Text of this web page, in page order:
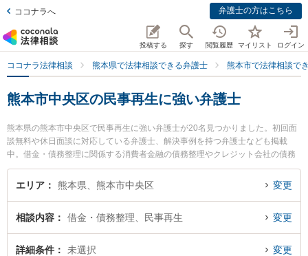
ココナラへ 弁護士の方はこちら
投稿する 探す 閲覧履歴 マイリスト ログイン
ココナラ法律相談 熊本県で法律相談できる弁護士 熊本市で法律相談で
熊本市中央区の民事再生に強い弁護士
熊本県の熊本市中央区で民事再生に強い弁護士が20名見つかりました。初回面
談無料や休日面談に対応している弁護士、解決事例を持つ弁護士なども掲載
中。借金・債務整理に関係する消費者金融の債務整理やクレジット会社の債務
整理、リボ払いの債務整理等の細かな分野での絞り込み検索もでき便利です。
特に東京スタートアップ法律事務所 熊本支店の宮﨑 零生弁護士や銀河法律事務
に発生した民事再生のトラブルを今すぐに弁護士に相談したい』『民事再生の
トラブル解決の実績豊富な近くの弁護士を検索したい』『初回相談無料で民事
再生を法律相談できる熊本市中央区内の弁護士に相談予約したい』などでお困
エリア 熊本県、熊本市中央区 変更
相談内容 借金・債務整理、民事再生 変更
詳細条件 未選択 変更